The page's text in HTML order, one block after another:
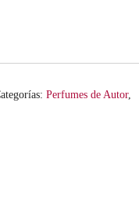
Perfumes de Autor,